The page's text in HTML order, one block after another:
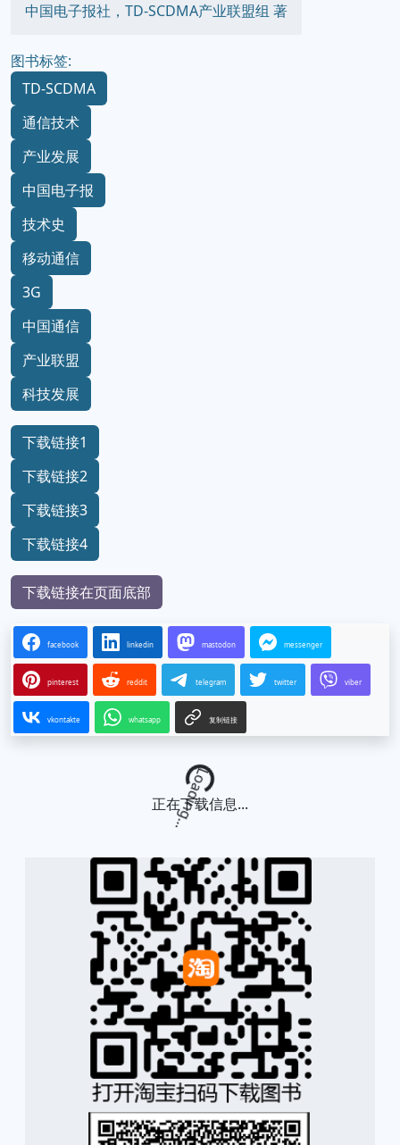
中国电子报社，TD-SCDMA产业联盟组 著
图书标签:
TD-SCDMA
通信技术
产业发展
中国电子报
技术史
移动通信
3G
中国通信
产业联盟
科技发展
下载链接1
下载链接2
下载链接3
下载链接4
下载链接在页面底部
facebook linkedin mastodon messenger
pinterest reddit telegram twitter viber
vkontakte whatsapp 复制链接
Loading...
正在下载信息...